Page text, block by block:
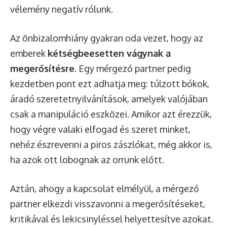
vélemény negatív rólunk.
Az önbizalomhiány gyakran oda vezet, hogy az
emberek kétségbeesetten vágynak a
megerősítésre. Egy mérgező partner pedig
kezdetben pont ezt adhatja meg: túlzott bókok,
áradó szeretetnyilvánítások, amelyek valójában
csak a manipuláció eszközei. Amikor azt érezzük,
hogy végre valaki elfogad és szeret minket,
nehéz észrevenni a piros zászlókat, még akkor is,
ha azok ott lobognak az orrunk előtt.
Aztán, ahogy a kapcsolat elmélyül, a mérgező
partner elkezdi visszavonni a megerősítéseket,
kritikával és lekicsinyléssel helyettesítve azokat.